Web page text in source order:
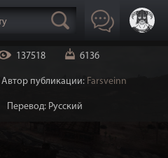
137518 6136
Автор публикации: Farsveinn
Перевод: Русский